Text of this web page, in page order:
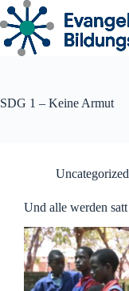
Zum
Inhalt
springen
SDG 1 – Keine Armut
Uncategorized
Und alle werden satt